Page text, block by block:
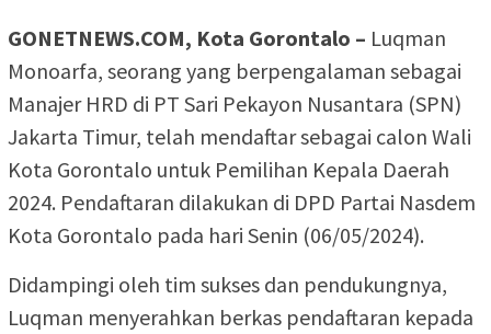
GONETNEWS.COM, Kota Gorontalo – Luqman
Monoarfa, seorang yang berpengalaman sebagai
Manajer HRD di PT Sari Pekayon Nusantara (SPN)
Jakarta Timur, telah mendaftar sebagai calon Wali
Kota Gorontalo untuk Pemilihan Kepala Daerah
2024. Pendaftaran dilakukan di DPD Partai Nasdem
Kota Gorontalo pada hari Senin (06/05/2024).
Didampingi oleh tim sukses dan pendukungnya,
Luqman menyerahkan berkas pendaftaran kepada